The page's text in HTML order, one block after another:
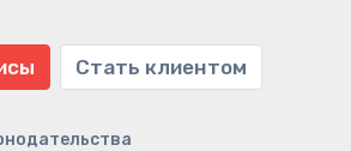
Стать клиентом